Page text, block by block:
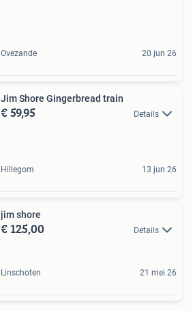
Ovezande 20 jun 26
Jim Shore Gingerbread train
€ 59,95 Details
Hillegom 13 jun 26
jim shore
€ 125,00 Details
Linschoten 21 mei 26